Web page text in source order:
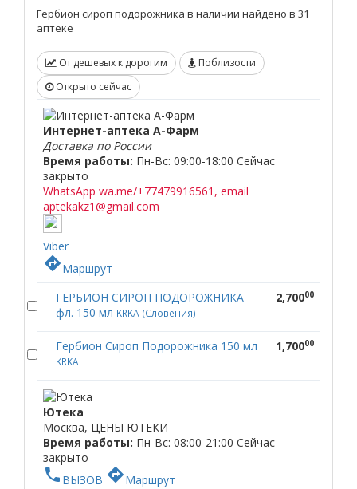
Гербион сироп подорожника в наличии найдено в 31
аптеке
От дешевых к дорогим
Поблизости
Открыто сейчас
Интернет-аптека А-Фарм
Доставка по России
Время работы: Пн-Вс: 09:00-18:00 Сейчас
закрыто
WhatsApp wa.me/+77479916561, email
aptekakz1@gmail.com
Viber
directionsМаршрут
ГЕРБИОН СИРОП ПОДОРОЖНИКА
фл. 150 мл KRKA (Словения)
2,70000
Гербион Сироп Подорожника 150 мл
KRKA
1,70000
Ютека
Москва, ЦЕНЫ ЮТЕКИ
Время работы: Пн-Вс: 08:00-21:00 Сейчас
закрыто
phone ВЫЗОВ directionsМаршрут